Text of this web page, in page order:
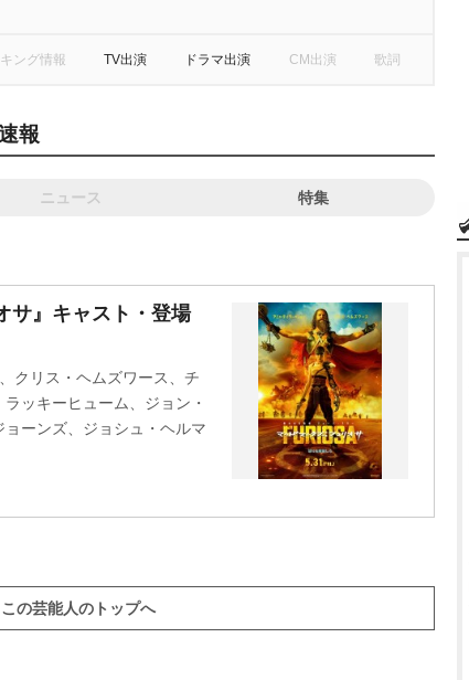
ング情報 TV出演 ドラマ出演 CM出演 歌詞
報
ニュース 特集
サ』キャスト・登場
クリス・ヘムズワース、チ
ッキーヒューム、ジョン・
ーンズ、ジョシュ・ヘルマ
この芸能人のトップへ